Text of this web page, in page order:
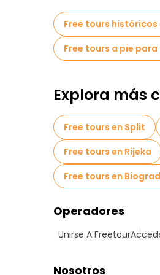
Free tours históricos
Free tours a pie
Explora más
Free tours en Split
Free tours en Rijeka
Free tours en
Operadores
Unirse A Freetour
Nosotros